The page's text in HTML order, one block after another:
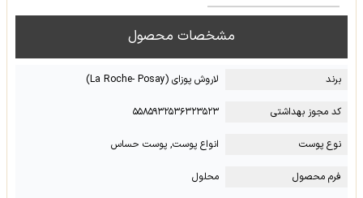
مشخصات محصول
برند لاروش پوزای (La Roche- Posay)
کد مجوز بهداشتی ۵۵۸۵۹۳۲۵۳۶۳۲۳۵۲۳
نوع پوست انواع پوست, پوست حساس
فرم محصول محلول